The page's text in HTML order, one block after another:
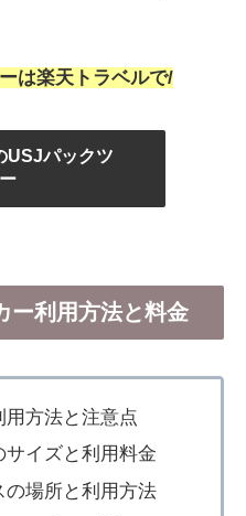
は楽天トラベルで/
USJパックツ
ー利用方法と料金
用方法と注意点
イズと利用料金
場所と利用方法